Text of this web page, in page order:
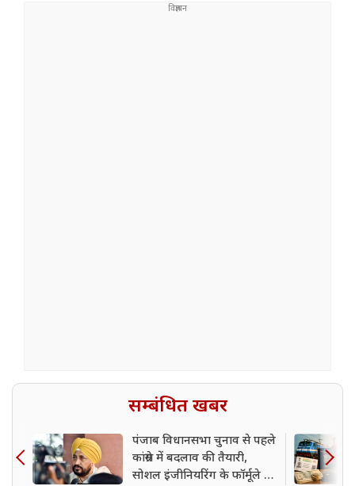
सम्बंधित खबर
पंजाब विधानसभा चुनाव से पहले
कांग्रेस में बदलाव की तैयारी,
सोशल इंजीनियरिंग के फॉर्मूले पर